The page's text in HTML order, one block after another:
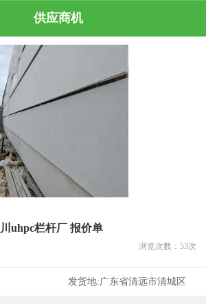
供应商机
uhpc栏杆厂 报价单
浏览次数： 53次
发货地:广东省清远市清城区